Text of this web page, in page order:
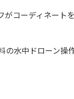
コーディネート
の水中ドローン操